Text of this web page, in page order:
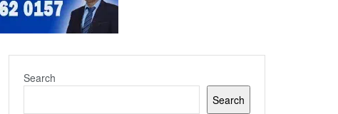
Search
Search